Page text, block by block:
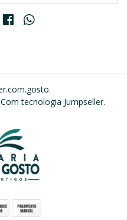
Com tecnologia Jumpseller.